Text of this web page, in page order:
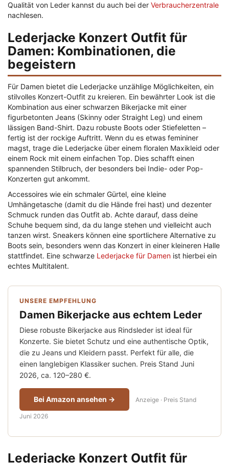
Qualität von Leder kannst du auch bei der Verbraucherzentrale
nachlesen.
Lederjacke Konzert Outfit für
Damen: Kombinationen, die
begeistern
Für Damen bietet die Lederjacke unzählige Möglichkeiten, ein
stilvolles Konzert-Outfit zu kreieren. Ein bewährter Look ist die
Kombination aus einer schwarzen Bikerjacke mit einer
figurbetonten Jeans (Skinny oder Straight Leg) und einem
lässigen Band-Shirt. Dazu robuste Boots oder Stiefeletten –
fertig ist der rockige Auftritt. Wenn du es etwas femininer
magst, trage die Lederjacke über einem floralen Maxikleid oder
einem Rock mit einem einfachen Top. Dies schafft einen
spannenden Stilbruch, der besonders bei Indie- oder Pop-
Konzerten gut ankommt.
Accessoires wie ein schmaler Gürtel, eine kleine
Umhängetasche (damit du die Hände frei hast) und dezenter
Schmuck runden das Outfit ab. Achte darauf, dass deine
Schuhe bequem sind, da du lange stehen und vielleicht auch
tanzen wirst. Sneakers können eine sportlichere Alternative zu
Boots sein, besonders wenn das Konzert in einer kleineren Halle
stattfindet. Eine schwarze Lederjacke für Damen ist hierbei ein
echtes Multitalent.
UNSERE EMPFEHLUNG
Damen Bikerjacke aus echtem Leder
Diese robuste Bikerjacke aus Rindsleder ist ideal für
Konzerte. Sie bietet Schutz und eine authentische Optik,
die zu Jeans und Kleidern passt. Perfekt für alle, die
einen langlebigen Klassiker suchen. Preis Stand Juni
2026, ca. 120–280 €.
Bei Amazon ansehen → Anzeige · Preis Stand
Juni 2026
Lederjacke Konzert Outfit für